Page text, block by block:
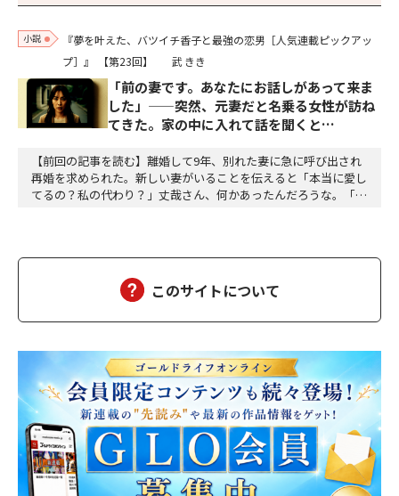
小説
『夢を叶えた、バツイチ香子と最強の恋男［人気連載ピックアッ
プ］』
【第23回】 武 きき
「前の妻です。あなたにお話しがあって来ま
した」——突然、元妻だと名乗る女性が訪ね
てきた。家の中に入れて話を聞くと…
【前回の記事を読む】離婚して9年、別れた妻に急に呼び出され
再婚を求められた。新しい妻がいることを伝えると「本当に愛し
てるの？私の代わり？」丈哉さん、何かあったんだろうな。「座
た。「どうしてあんな身勝手な事が言えるのだろう。佐…
このサイトについて